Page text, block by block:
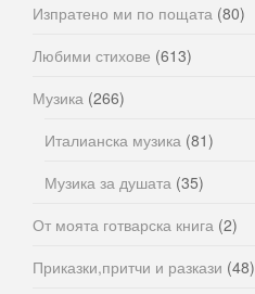
Изпратено ми по пощата (80)
Любими стихове (613)
Музика (266)
Италианска музика (81)
Музика за душата (35)
От моята готварска книга (2)
Приказки,притчи и разкази (48)